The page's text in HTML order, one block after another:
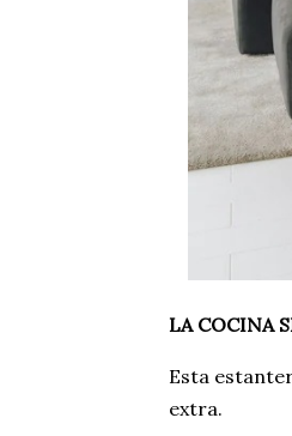
LA COCINA
Esta
extra.